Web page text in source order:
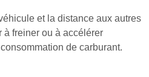
et la distance aux autres
freiner ou à accélérer
de carburant.